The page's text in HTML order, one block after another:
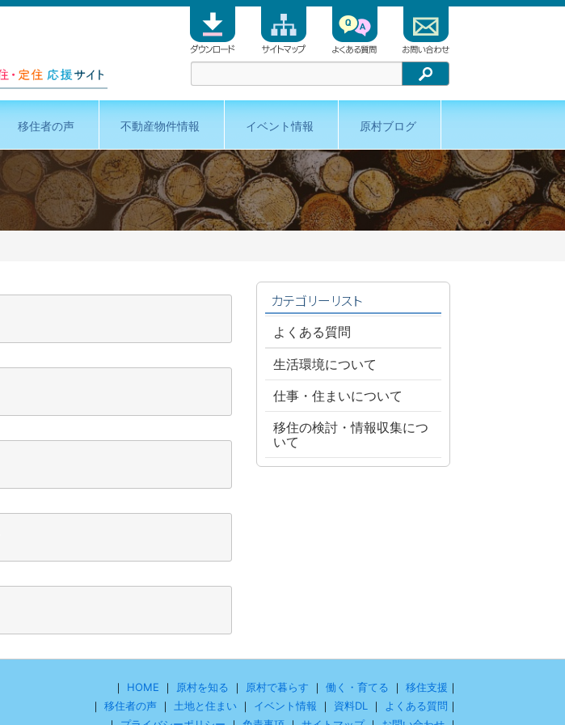
検索
移住者の声 不動産物件情報 イベント情報 原村ブログ
カテゴリーリスト
よくある質問
生活環境について
仕事・住まいについて
移住の検討・情報収集につ
いて
｜ HOME ｜ 原村を知る ｜ 原村で暮らす ｜ 働く・育てる ｜ 移住支援 ｜
｜ 移住者の声｜ 土地と住まい｜ イベント情報 ｜ 資料DL ｜ よくある質問 ｜